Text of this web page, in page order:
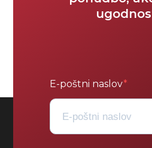
E-poštni naslov